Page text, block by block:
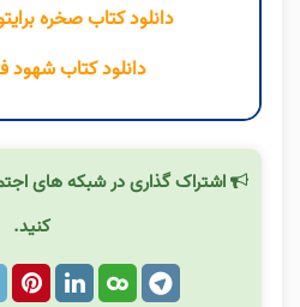
دانلود کتاب صخره
دانلود کتاب شهود
اشتراک گذاری در شبکه های
کنید.